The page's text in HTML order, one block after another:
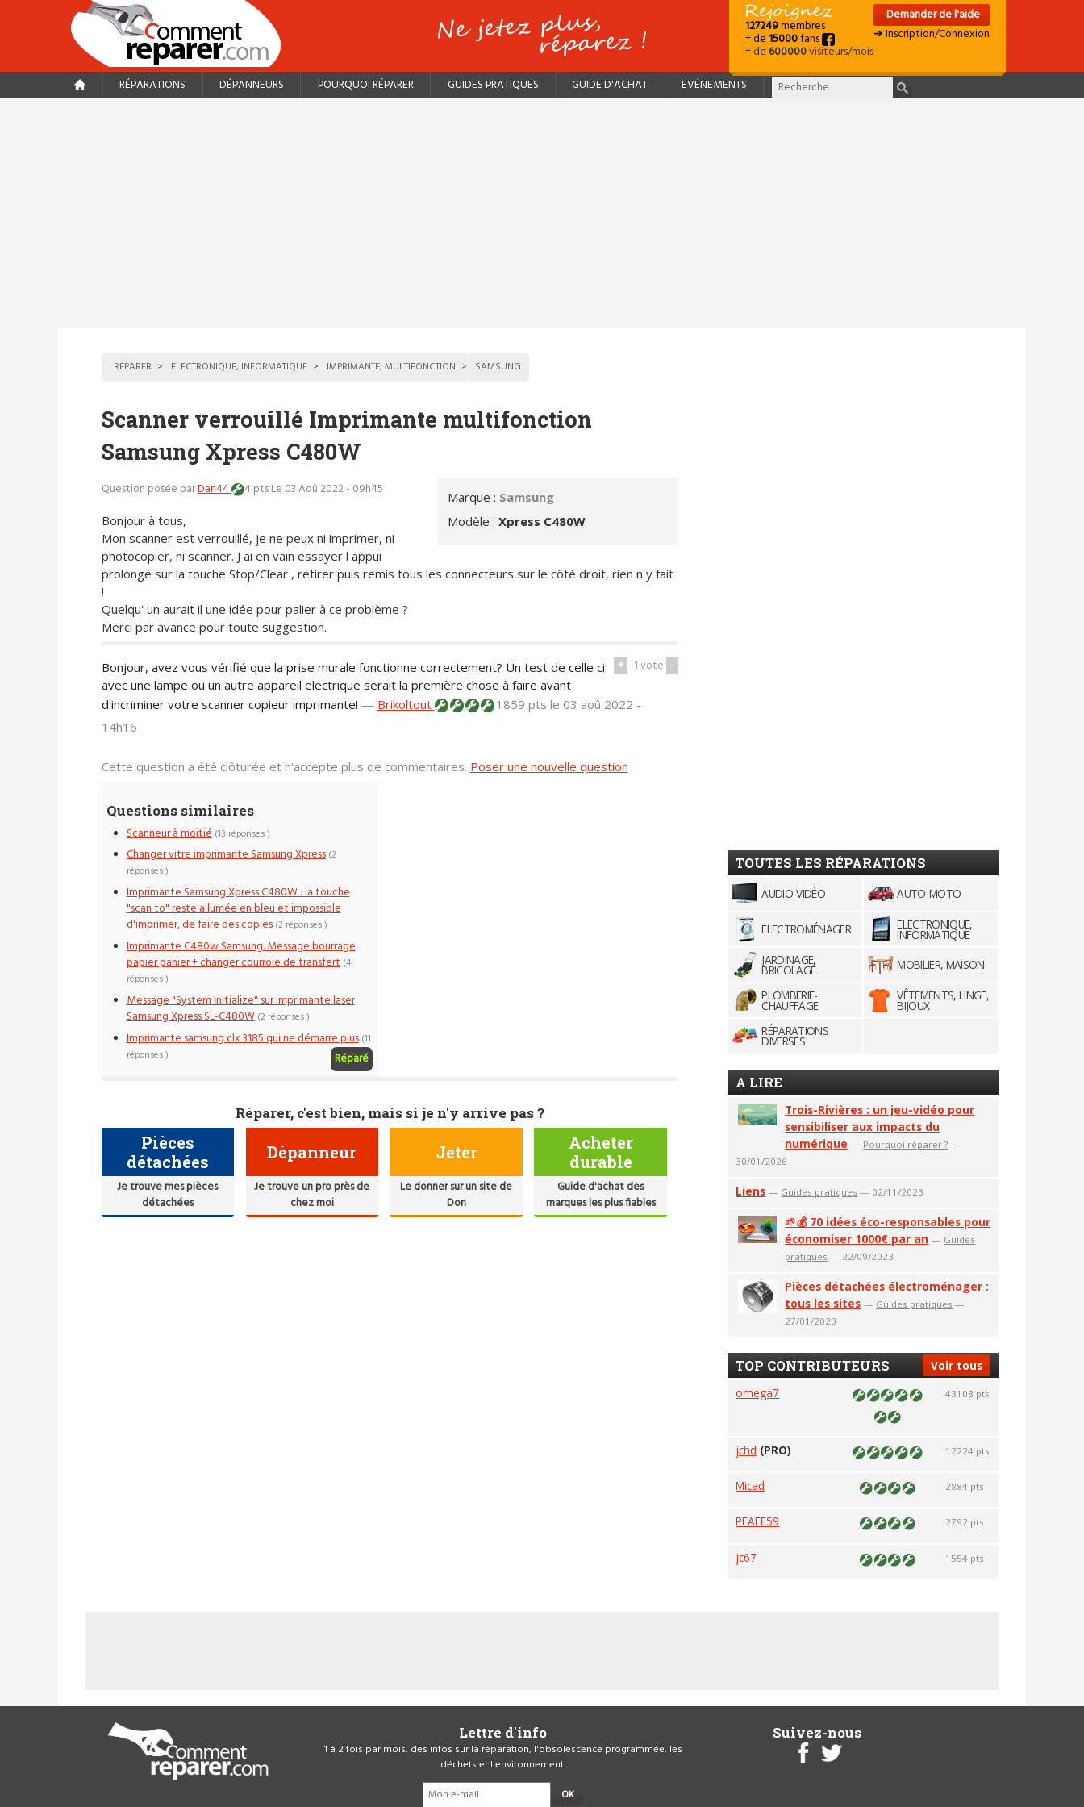
127249membres
+ de15000fans
+ de600000visiteurs/mois
Demander de l'aide
➜ Inscription/Connexion
RÉPARATIONS DÉPANNEURS POURQUOI RÉPARER GUIDES PRATIQUES GUIDE D'ACHAT EVÉNEMENTS
RÉPARER ELECTRONIQUE, INFORMATIQUE IMPRIMANTE, MULTIFONCTION SAMSUNG
Scanner verrouillé Imprimante multifonction
Samsung Xpress C480W
Marque : Samsung
Modèle :Xpress C480W
Question posée parDan44 4 ptsLe 03 Aoû 2022 - 09h45
Bonjour à tous,
Mon scanner est verrouillé, je ne peux ni imprimer, ni
photocopier, ni scanner. J ai en vain essayer l appui
prolongé sur la touche Stop/Clear , retirer puis remis tous les connecteurs sur le côté droit, rien n y fait
!
Quelqu' un aurait il une idée pour palier à ce problème ?
Merci par avance pour toute suggestion.
+ -1vote -
Bonjour, avez vous vérifié que la prise murale fonctionne correctement? Un test de celle ci
avec une lampe ou un autre appareil electrique serait la première chose à faire avant
d'incriminer votre scanner copieur imprimante! — Brikoltout 1859 pts le 03 aoû 2022 -
14h16
Cette question a été clôturée et n'accepte plus de commentaires. Poser une nouvelle question
Questions similaires
Scanneur à moitié (13 réponses )
Changer vitre imprimante Samsung Xpress (2
réponses )
Imprimante Samsung Xpress C480W : la touche
"scan to" reste allumée en bleu et impossible
d'imprimer, de faire des copies (2 réponses )
Imprimante C480w Samsung. Message bourrage
papier panier + changer courroie de transfert (4
réponses )
Message "System Initialize" sur imprimante laser
Samsung Xpress SL-C480W (2 réponses )
Imprimante samsung clx 3185 qui ne démarre plus
Réparé
(11
réponses )
Réparer, c'est bien, mais si je n'y arrive pas ?
Pièces
détachées
Je trouve mes pièces
détachées
Dépanneur
Je trouve un pro près de
chez moi
Jeter
Le donner sur un site de
Don
Acheter
durable
Guide d'achat des
marques les plus fiables
TOUTES LES RÉPARATIONS
AUDIO-VIDÉO AUTO-MOTO
ELECTROMÉNAGER ELECTRONIQUE,
INFORMATIQUE
JARDINAGE,
BRICOLAGE
MOBILIER, MAISON
PLOMBERIE-
CHAUFFAGE
VÊTEMENTS, LINGE,
BIJOUX
RÉPARATIONS
DIVERSES
A LIRE
Trois-Rivières : un jeu-vidéo pour
sensibiliser aux impacts du
numérique — Pourquoi réparer ? —
30/01/2026
Liens — Guides pratiques — 02/11/2023
🌱💰 70 idées éco-responsables pour
économiser 1000€ par an — Guides
pratiques — 22/09/2023
Pièces détachées électroménager :
tous les sites — Guides pratiques —
27/01/2023
Voir tous
TOP CONTRIBUTEURS
omega7 43108 pts
jchd (PRO) 12224 pts
Micad 2884 pts
PFAFF59 2792 pts
jc67 1554 pts
Lettre d'info
1 à 2 fois par mois, des infos sur la réparation, l'obsolescence programmée, les
déchets et l'environnement.
OK
Suivez-nous